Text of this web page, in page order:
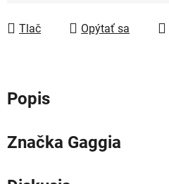
Tlač
Opýtať sa
Popis
Značka Gaggia